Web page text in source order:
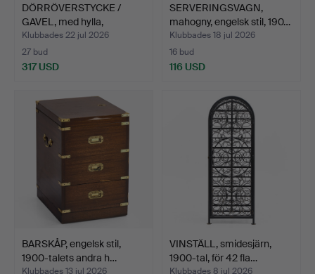
DÖRRÖVERSTYCKE /
GAVEL, med hylla,
rokokos…
Klubbades 22 jul 2026
27 bud
317 USD
SERVERINGSVAGN,
mahogny, engelsk stil, 190…
Klubbades 18 jul 2026
16 bud
116 USD
BARSKÅP, engelsk stil,
1900-talets andra h…
Klubbades 13 jul 2026
VINSTÄLL, smidesjärn,
1900-tal, för 42 fla…
Klubbades 8 jul 2026